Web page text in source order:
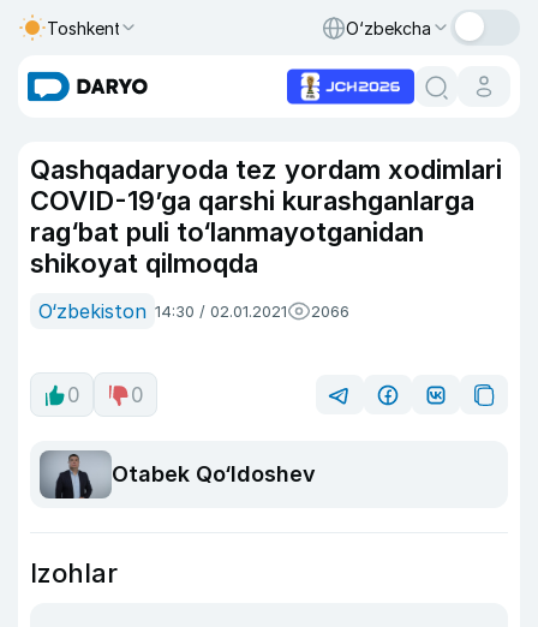
Toshkent O‘zbekcha
Qashqadaryoda tez yordam xodimlari
COVID-19’ga qarshi kurashganlarga
rag‘bat puli to‘lanmayotganidan
shikoyat qilmoqda
O‘zbekiston 14:30 / 02.01.2021 2066
0 0
Otabek Qo‘ldoshev
Izohlar